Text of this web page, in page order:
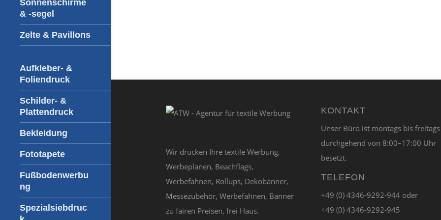
Sonnenschirme
& -segel
Zelte & Pavillons
Aufkleber- &
Foliendruck
Schilder- &
Plattendruck
Bekleidung
Fototapete
Fußbodenwerbu
ng
Spezialsiebdruc
Wir drucken Ihre textile Werbung,
Werbeplanen, Beachflags,
Werbefahnen, Rollups, Dekobanner,
Messezubehör, Werbefahnen, Banner
zu fairen Preisen, frei Haus.
KONTAKT
Unser Büro ist montags bis freitags
durchgehend von 8:00–17:00 Uhr
besetzt.
TELEFON
+49 (0) 4346-9292-944 oder
+49 (0) 4346-9292-945